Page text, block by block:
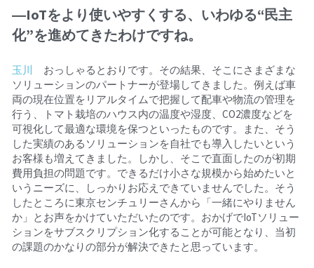
―IoTをより使いやすくする、いわゆる“民主
化”を進めてきたわけですね。
玉川 おっしゃるとおりです。その結果、そこにさまざまな
ソリューションのパートナーが登場してきました。例えば車
両の現在位置をリアルタイムで把握して配車や物流の管理を
行う、トマト栽培のハウス内の温度や湿度、CO2濃度などを
可視化して最適な環境を保つといったものです。また、そう
した実績のあるソリューションを自社でも導入したいという
お客様も増えてきました。しかし、そこで直面したのが初期
費用負担の問題です。できるだけ小さな規模から始めたいと
いうニーズに、しっかりお応えできていませんでした。そう
したところに東京センチュリーさんから「一緒にやりません
か」とお声をかけていただいたのです。おかげでIoTソリュー
ションをサブスクリプション化することが可能となり、当初
の課題のかなりの部分が解決できたと思っています。